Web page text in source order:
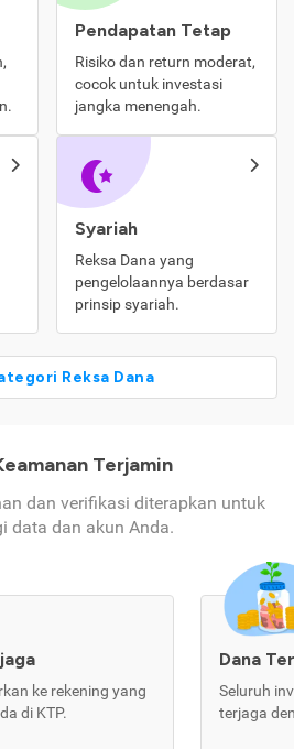
Pendapatan Tetap
Risiko dan return moderat,
cocok untuk investasi
jangka menengah.
Syariah
Reksa Dana yang
pengelolaannya berdasar
prinsip syariah.
Reksa Dana
Terjamin
dan verifikasi diterapkan untuk
data dan akun Anda.
ke rekening yang
di KTP.
Dana
Seluruh
terjaga